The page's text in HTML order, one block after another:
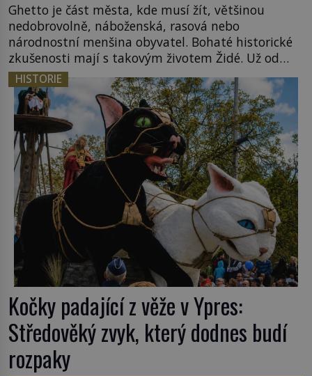
Ghetto je část města, kde musí žít, většinou
nedobrovolně, náboženská, rasová nebo
národnostní menšina obyvatel. Bohaté historické
zkušenosti mají s takovým životem Židé. Už od
středověku jsou totiž v každou chvíli nuceni v
nějakém žít. Mezi ty nejslavnější patří i římské
ghetto založené v roce 1555. Pokud jde o vztah
k Židům, nemá se Řím čím chlubit. […]
HISTORIE
Kočky padající z věže v Ypres:
Středověký zvyk, který dodnes budí
rozpaky